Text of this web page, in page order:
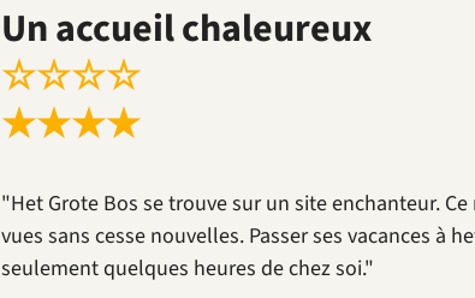
Un accueil chaleureux
☆☆☆☆
★★★★
"Het Grote Bos se trouve sur un site enchanteur.
vues sans cesse nouvelles. Passer ses vacances à
seulement quelques heures de chez soi."